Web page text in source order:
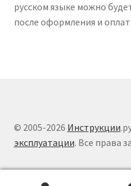
русском языке можно
после оформления и
© 2005-2026 Инструкции
эксплуатации. Все права